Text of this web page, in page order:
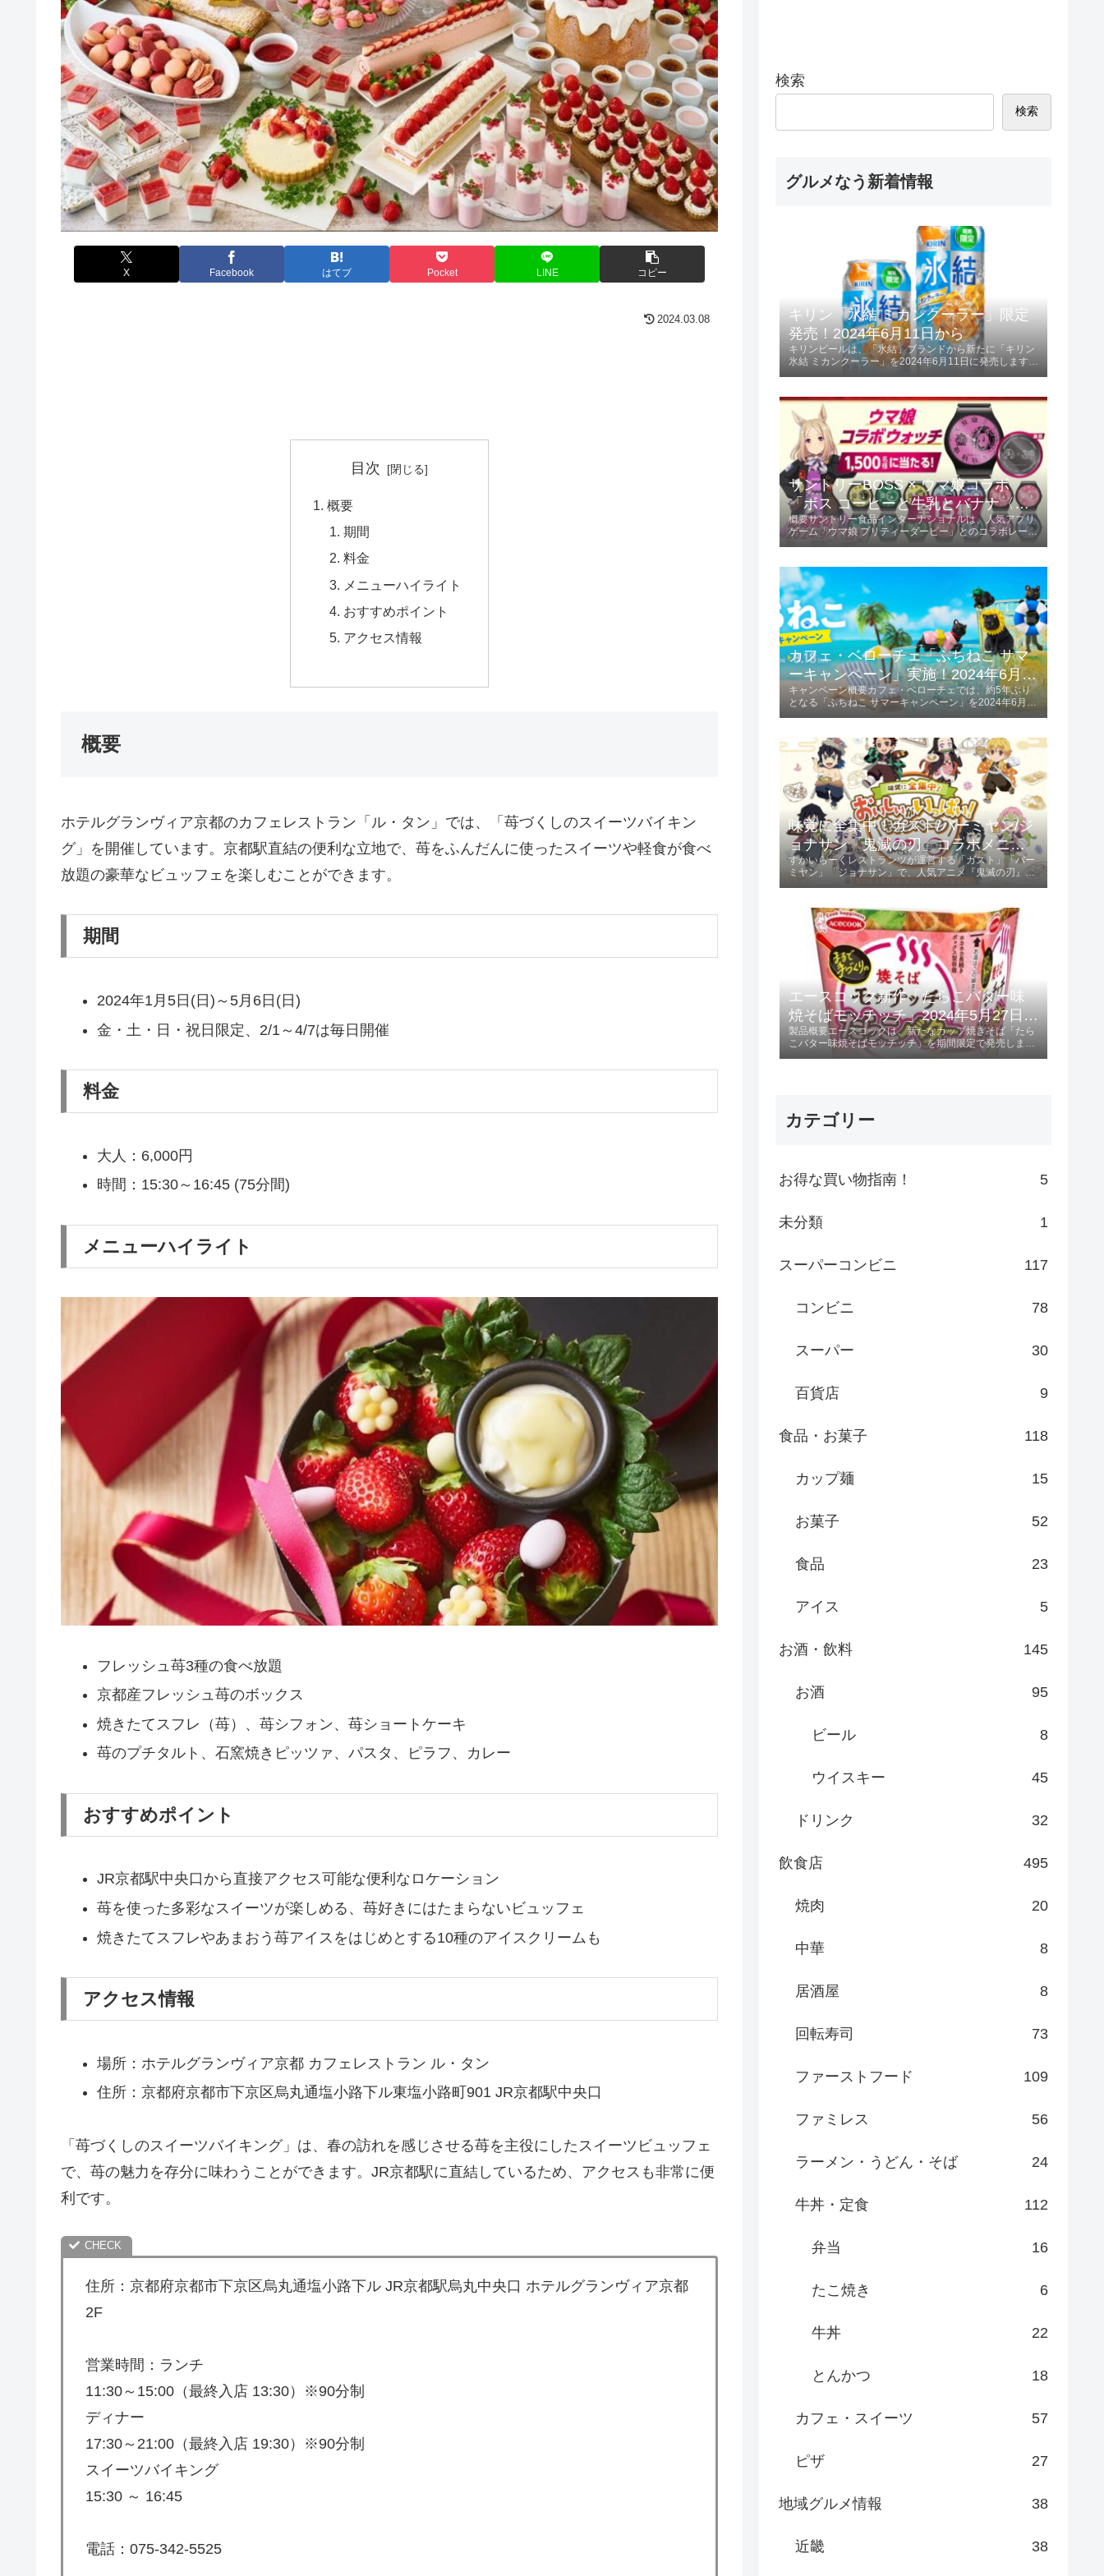
X Facebook はてブ Pocket LINE コピー
2024.03.08
目次
概要
期間
料金
メニューハイライト
おすすめポイント
アクセス情報
概要
ホテルグランヴィア京都のカフェレストラン「ル・タン」では、「苺づくしのスイーツバイキン
グ」を開催しています。京都駅直結の便利な立地で、苺をふんだんに使ったスイーツや軽食が食べ
放題の豪華なビュッフェを楽しむことができます。
期間
2024年1月5日(日)～5月6日(日)
金・土・日・祝日限定、2/1～4/7は毎日開催
料金
大人：6,000円
時間：15:30～16:45 (75分間)
メニューハイライト
フレッシュ苺3種の食べ放題
京都産フレッシュ苺のボックス
焼きたてスフレ（苺）、苺シフォン、苺ショートケーキ
苺のプチタルト、石窯焼きピッツァ、パスタ、ピラフ、カレー
おすすめポイント
JR京都駅中央口から直接アクセス可能な便利なロケーション
苺を使った多彩なスイーツが楽しめる、苺好きにはたまらないビュッフェ
焼きたてスフレやあまおう苺アイスをはじめとする10種のアイスクリームも
アクセス情報
場所：ホテルグランヴィア京都 カフェレストラン ル・タン
住所：京都府京都市下京区烏丸通塩小路下ル東塩小路町901 JR京都駅中央口
「苺づくしのスイーツバイキング」は、春の訪れを感じさせる苺を主役にしたスイーツビュッフェ
で、苺の魅力を存分に味わうことができます。JR京都駅に直結しているため、アクセスも非常に便
利です。
住所：京都府京都市下京区烏丸通塩小路下ル JR京都駅烏丸中央口 ホテルグランヴィア京都
2F
営業時間：ランチ
11:30～15:00（最終入店 13:30）※90分制
ディナー
17:30～21:00（最終入店 19:30）※90分制
スイーツバイキング
15:30 ～ 16:45
電話：075-342-5525
検索
検索
グルメなう新着情報
キリン「氷結 ミカンクーラー」限定
発売！2024年6月11日から
キリンビールは、「氷結」ブランドから新たに「キリン
氷結 ミカンクーラー」を2024年6月11日に発売します。
ます。商品の特長爽やかな味わい...
サントリーBOSS × ウマ娘コラボ
「ボス コーヒーと牛乳とバナナ〈ウ
マ娘デザイン〉」2024年6月4日発
売！
概要サントリー食品インターナショナルは、人気アプリ
ゲーム「ウマ娘 プリティーダービー」とのコラボレーシ
この商品は185g容量で、価格は税...
カフェ・ベローチェ「ふちねこ サマ
ーキャンペーン」実施！2024年6月10
日～8月18日
キャンペーン概要カフェ・ベローチェでは、約5年ぶり
となる「ふちねこ サマーキャンペーン」を2024年6月10
ントされます。キャンペーン参...
味覚に全集中！ガスト/バーミヤン/ジ
ョナサン「鬼滅の刃」コラボメニュ
ー発売 2024年5月23日 第1弾、6月13
日 第2弾
すかいらーくレストランツが運営する「ガスト」「バー
ミヤン」「ジョナサン」で、人気アニメ『鬼滅の刃』と
し、特典としてオリジナルクリア...
エースコック新作「たらこバター味
焼そばモッチッチ」2024年5月27日発
売！
製品概要エースコックは、新たなカップ焼きそば「たら
こバター味焼そばモッチッチ」を期間限定で発売しま
カテゴリー
お得な買い物指南！ 5
未分類 1
スーパーコンビニ 117
コンビニ 78
スーパー 30
百貨店 9
食品・お菓子 118
カップ麺 15
お菓子 52
食品 23
アイス 5
お酒・飲料 145
お酒 95
ビール 8
ウイスキー 45
ドリンク 32
飲食店 495
焼肉 20
中華 8
居酒屋 8
回転寿司 73
ファーストフード 109
ファミレス 56
ラーメン・うどん・そば 24
牛丼・定食 112
弁当 16
たこ焼き 6
牛丼 22
とんかつ 18
カフェ・スイーツ 57
ピザ 27
地域グルメ情報 38
近畿 38